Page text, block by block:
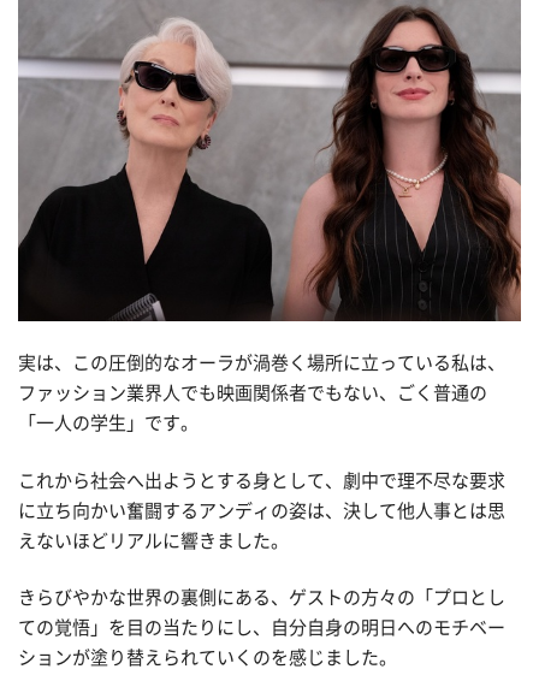
実は、この圧倒的なオーラが渦巻く場所に立っている私は、
ファッション業界人でも映画関係者でもない、ごく普通の
「一人の学生」です。
これから社会へ出ようとする身として、劇中で理不尽な要求
に立ち向かい奮闘するアンディの姿は、決して他人事とは思
えないほどリアルに響きました。
きらびやかな世界の裏側にある、ゲストの方々の「プロとし
ての覚悟」を目の当たりにし、自分自身の明日へのモチベー
ションが塗り替えられていくのを感じました。